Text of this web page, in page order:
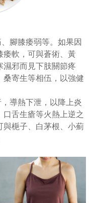
腳膝痿弱等。如果因
痿軟，可與蒼術、黃
濕邪而見下肢關節疼
桑寄生等相伍，以強健
導熱下泄，以降上炎
舌生瘡等火熱上逆之
與梔子、白茅根、小薊